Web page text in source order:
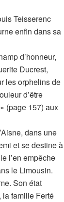
Teisserenc
enfin dans sa
d’honneur,
Ducrest,
les orphelins de
d’être
(page 157) aux
dans une
et se destine à
l’en empêche
le Limousin.
Son état
la famille Ferté